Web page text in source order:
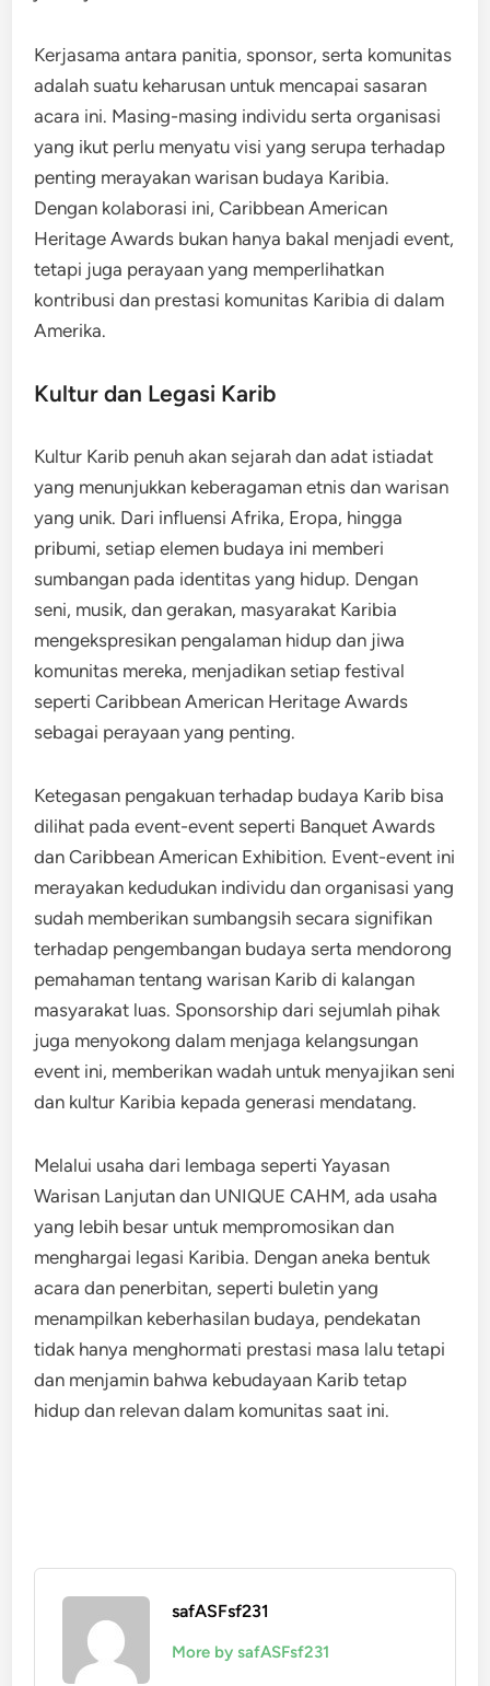
Kerjasama antara panitia, sponsor, serta komunitas
adalah suatu keharusan untuk mencapai sasaran
acara ini. Masing-masing individu serta organisasi
yang ikut perlu menyatu visi yang serupa terhadap
penting merayakan warisan budaya Karibia.
Dengan kolaborasi ini, Caribbean American
Heritage Awards bukan hanya bakal menjadi event,
tetapi juga perayaan yang memperlihatkan
kontribusi dan prestasi komunitas Karibia di dalam
Amerika.
Kultur dan Legasi Karib
Kultur Karib penuh akan sejarah dan adat istiadat
yang menunjukkan keberagaman etnis dan warisan
yang unik. Dari influensi Afrika, Eropa, hingga
pribumi, setiap elemen budaya ini memberi
sumbangan pada identitas yang hidup. Dengan
seni, musik, dan gerakan, masyarakat Karibia
mengekspresikan pengalaman hidup dan jiwa
komunitas mereka, menjadikan setiap festival
seperti Caribbean American Heritage Awards
sebagai perayaan yang penting.
Ketegasan pengakuan terhadap budaya Karib bisa
dilihat pada event-event seperti Banquet Awards
dan Caribbean American Exhibition. Event-event ini
merayakan kedudukan individu dan organisasi yang
sudah memberikan sumbangsih secara signifikan
terhadap pengembangan budaya serta mendorong
pemahaman tentang warisan Karib di kalangan
masyarakat luas. Sponsorship dari sejumlah pihak
juga menyokong dalam menjaga kelangsungan
event ini, memberikan wadah untuk menyajikan seni
dan kultur Karibia kepada generasi mendatang.
Melalui usaha dari lembaga seperti Yayasan
Warisan Lanjutan dan UNIQUE CAHM, ada usaha
yang lebih besar untuk mempromosikan dan
menghargai legasi Karibia. Dengan aneka bentuk
acara dan penerbitan, seperti buletin yang
menampilkan keberhasilan budaya, pendekatan
tidak hanya menghormati prestasi masa lalu tetapi
dan menjamin bahwa kebudayaan Karib tetap
hidup dan relevan dalam komunitas saat ini.
safASFsf231
More by safASFsf231